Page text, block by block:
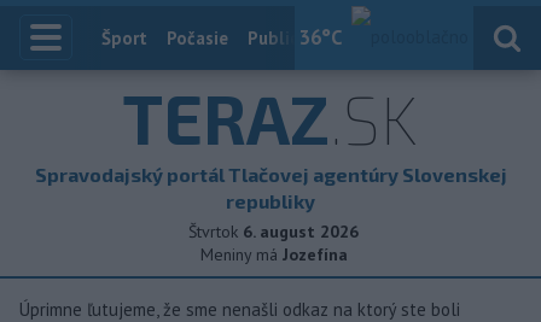
36°C
Index
Šport Počasie Publicistika
TERAZ.SK
Spravodajský portál Tlačovej agentúry Slovenskej
republiky
Štvrtok 6. august 2026
Meniny má Jozefína
Úprimne ľutujeme, že sme nenašli odkaz na ktorý ste boli